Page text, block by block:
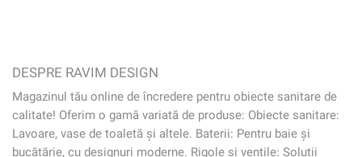
DESPRE RAVIM DESIGN
Magazinul tău online de încredere pentru obiecte sanitare de
calitate! Oferim o gamă variată de produse: Obiecte sanitare:
Lavoare, vase de toaletă și altele. Baterii: Pentru baie și
bucătărie, cu designuri moderne. Rigole și ventile: Soluții